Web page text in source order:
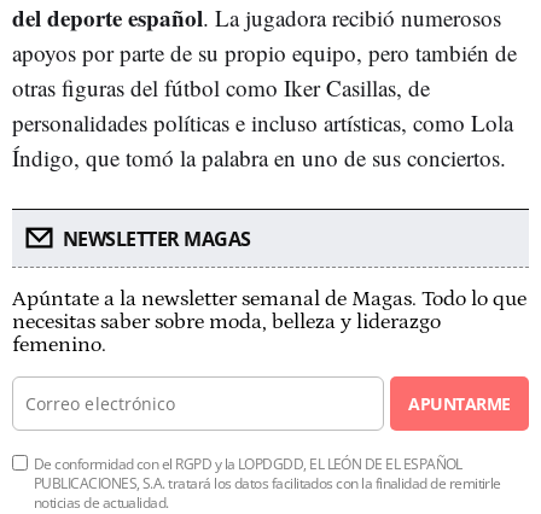
del deporte español. La jugadora recibió numerosos
apoyos por parte de su propio equipo, pero también de
otras figuras del fútbol como Iker Casillas, de
personalidades políticas e incluso artísticas, como Lola
Índigo, que tomó la palabra en uno de sus conciertos.
NEWSLETTER MAGAS
Apúntate a la newsletter semanal de Magas. Todo lo que
necesitas saber sobre moda, belleza y liderazgo
femenino.
APUNTARME
De conformidad con el RGPD y la LOPDGDD, EL LEÓN DE EL ESPAÑOL
PUBLICACIONES, S.A. tratará los datos facilitados con la finalidad de remitirle
noticias de actualidad.